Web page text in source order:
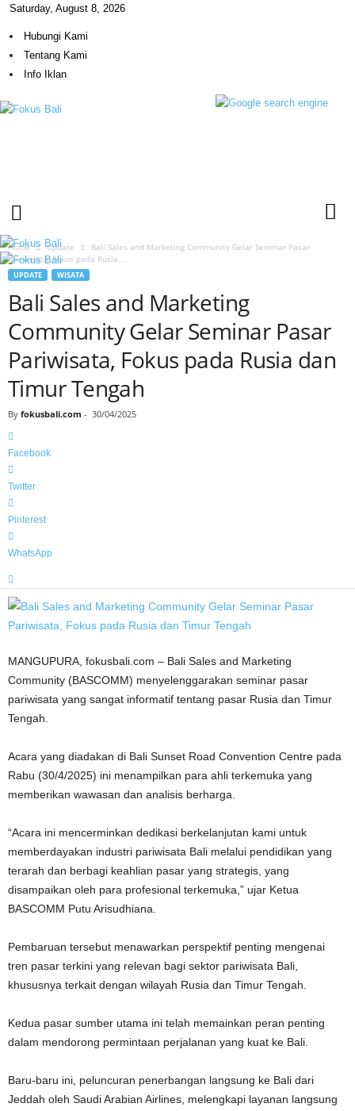
Saturday, August 8, 2026
Hubungi Kami
Tentang Kami
Info Iklan
Home Update
Bali Sales and Marketing Community Gelar Seminar Pasar
Pariwisata, Fokus pada Rusia...
UPDATE WISATA
Bali Sales and Marketing
Community Gelar Seminar Pasar
Pariwisata, Fokus pada Rusia dan
Timur Tengah
By fokusbali.com - 30/04/2025
Facebook
Twitter
Pinterest
WhatsApp
MANGUPURA, fokusbali.com – Bali Sales and Marketing
Community (BASCOMM) menyelenggarakan seminar pasar
pariwisata yang sangat informatif tentang pasar Rusia dan Timur
Tengah.
Acara yang diadakan di Bali Sunset Road Convention Centre pada
Rabu (30/4/2025) ini menampilkan para ahli terkemuka yang
memberikan wawasan dan analisis berharga.
“Acara ini mencerminkan dedikasi berkelanjutan kami untuk
memberdayakan industri pariwisata Bali melalui pendidikan yang
terarah dan berbagi keahlian pasar yang strategis, yang
disampaikan oleh para profesional terkemuka,” ujar Ketua
BASCOMM Putu Arisudhiana.
Pembaruan tersebut menawarkan perspektif penting mengenai
tren pasar terkini yang relevan bagi sektor pariwisata Bali,
khususnya terkait dengan wilayah Rusia dan Timur Tengah.
Kedua pasar sumber utama ini telah memainkan peran penting
dalam mendorong permintaan perjalanan yang kuat ke Bali.
Baru-baru ini, peluncuran penerbangan langsung ke Bali dari
Jeddah oleh Saudi Arabian Airlines, melengkapi layanan langsung